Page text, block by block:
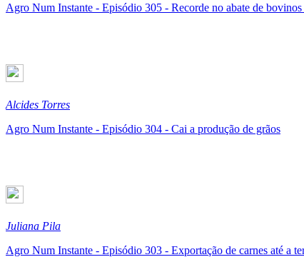
Agro Num Instante - Episódio 305 - Recorde no abate de
Alcides Torres
Agro Num Instante - Episódio 304 - Cai a produção de grãos
Juliana Pila
Agro Num Instante - Episódio 303 - Exportação de carnes até a